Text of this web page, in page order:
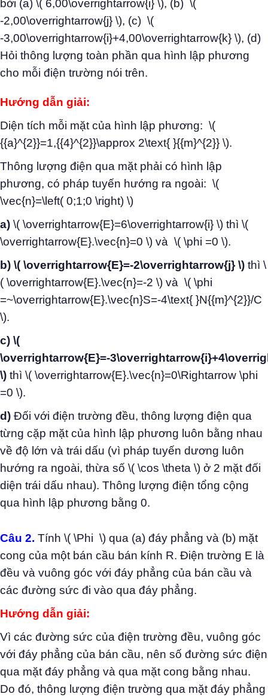
bởi (a) \( 6,00\overrightarrow{i} \), (b) \(
-2,00\overrightarrow{j} \), (c) \(
-3,00\overrightarrow{i}+4,00\overrightarrow{k} \), (d)
Hỏi thông lượng toàn phần qua hình lập phương
cho mỗi điện trường nói trên.
Hướng dẫn giải:
Diện tích mỗi mặt của hình lập phương: \(
{{a}^{2}}=1,{{4}^{2}}\approx 2\text{ }{{m}^{2}} \).
Thông lượng điện qua mặt phải có hình lập
phương, có pháp tuyến hướng ra ngoài: \(
\vec{n}=\left( 0;1;0 \right) \)
a) \( \overrightarrow{E}=6\overrightarrow{i} \) thì \(
\overrightarrow{E}.\vec{n}=0 \) và \( \phi =0 \).
b) \( \overrightarrow{E}=-2\overrightarrow{j} \) thì \
( \overrightarrow{E}.\vec{n}=-2 \) và \( \phi
=~\overrightarrow{E}.\vec{n}S=-4\text{ }N{{m}^{2}}/C
\).
c) \(
\overrightarrow{E}=-
\) thì \( \overrightarrow{E}.\vec{n}=0\Rightarrow \phi
=0 \).
d) Đối với điện trường đều, thông lượng điện qua
từng cặp mặt của hình lập phương luôn bằng nhau
về độ lớn và trái dấu (vì pháp tuyến dương luôn
hướng ra ngoài, thừa số \( \cos \theta \) ở 2 mặt đối
diện trái dấu nhau). Thông lượng điện tổng cộng
qua hình lập phương bằng 0.
Câu 2. Tính \( \Phi \) qua (a) đáy phẳng và (b) mặt
cong của một bán cầu bán kính R. Điện trường E là
đều và vuông góc với đáy phẳng của bán cầu và
các đường sức đi vào qua đáy phẳng.
Hướng dẫn giải:
Vì các đường sức của điện trường đều, vuông góc
với đáy phẳng của bán cầu, nên số đường sức điện
qua mặt đáy phẳng và qua mặt cong bằng nhau.
Do đó, thông lượng điện trường qua mặt đáy phẳng